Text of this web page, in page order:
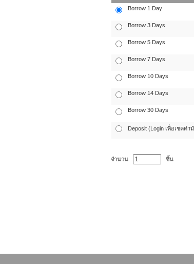
Borrow 1 Day
Borrow 3 Days
Borrow 5 Days
Borrow 7 Days
Borrow 10 Days
Borrow 14 Days
Borrow 30 Days
Deposit (Login เพื่อเชคค่า
จำนวน ชิ้น